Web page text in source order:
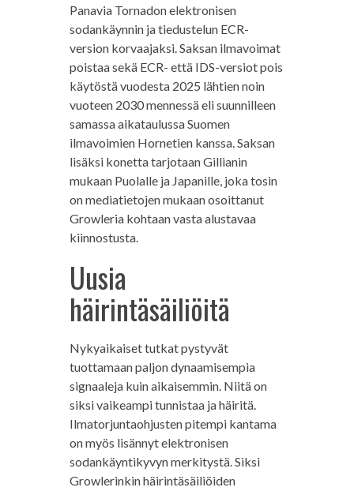
Panavia Tornadon elektronisen
sodankäynnin ja tiedustelun ECR-
version korvaajaksi. Saksan ilmavoimat
poistaa sekä ECR- että IDS-versiot pois
käytöstä vuodesta 2025 lähtien noin
vuoteen 2030 mennessä eli suunnilleen
samassa aikataulussa Suomen
ilmavoimien Hornetien kanssa. Saksan
lisäksi konetta tarjotaan Gillianin
mukaan Puolalle ja Japanille, joka tosin
on mediatietojen mukaan osoittanut
Growleria kohtaan vasta alustavaa
kiinnostusta.
Uusia
häirintäsäiliöitä
Nykyaikaiset tutkat pystyvät
tuottamaan paljon dynaamisempia
signaaleja kuin aikaisemmin. Niitä on
siksi vaikeampi tunnistaa ja häiritä.
Ilmatorjuntaohjusten pitempi kantama
on myös lisännyt elektronisen
sodankäyntikyvyn merkitystä. Siksi
Growlerinkin häirintäsäiliöiden